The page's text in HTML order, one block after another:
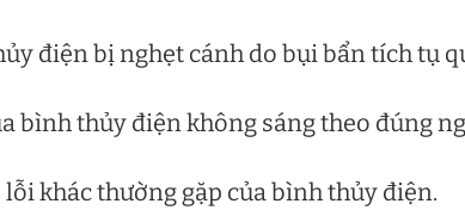
điện bị nghẹt cánh do bụi bẩn tích tụ
bình thủy điện không sáng theo đúng
lỗi khác thường gặp của bình thủy điện.